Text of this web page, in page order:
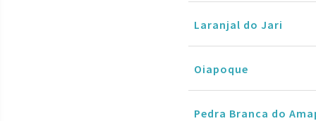
Laranjal do Jari
Oiapoque
Pedra Branca do